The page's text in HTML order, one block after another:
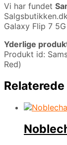
Vi har fundet
Galaxy Flip 7
Yderlige
Produkt id:
Red)